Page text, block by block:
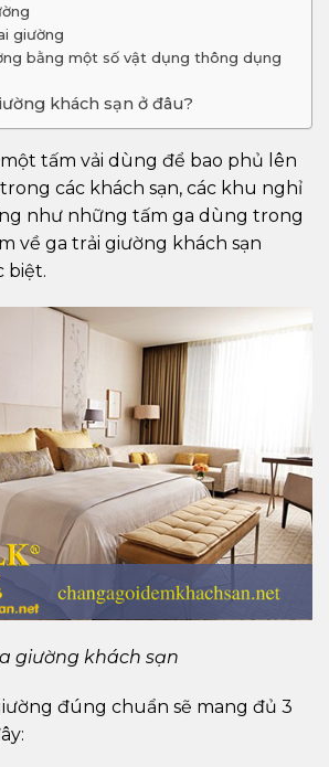
giường
bằng một số vật dụng thông dụng
khách sạn ở đâu?
tấm vải dùng để bao phủ lên
các khách sạn, các khu nghỉ
như những tấm ga dùng trong
về ga trải giường khách sạn
biệt.
giường khách sạn
đúng chuẩn sẽ mang đủ 3